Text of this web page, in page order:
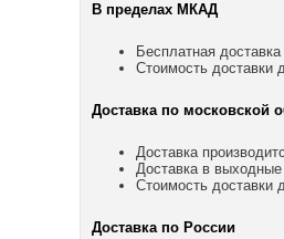
В пределах МКАД
Бесплатная
Стоимость доставки
Доставка по московской
Доставка
Доставка в
Стоимость доставки
Доставка по России